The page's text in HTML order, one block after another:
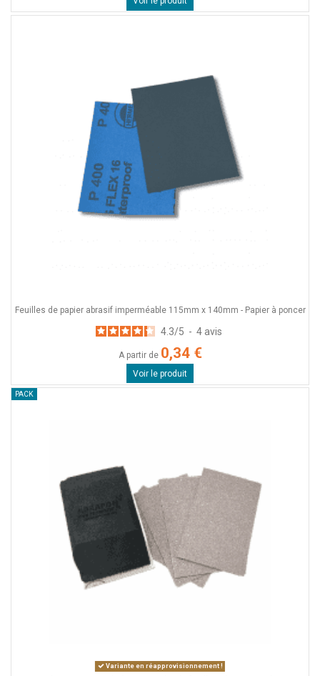
Feuilles de papier abrasif imperméable 115mm x 140mm - Papier à poncer
4.3/5 - 4 avis
A partir de 0,34 €
Voir le produit
PACK
Variante en réapprovisionnement !